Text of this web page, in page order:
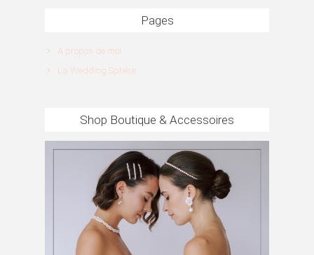
Pages
A propos de moi
La Wedding Sphère
Shop Boutique & Accessoires